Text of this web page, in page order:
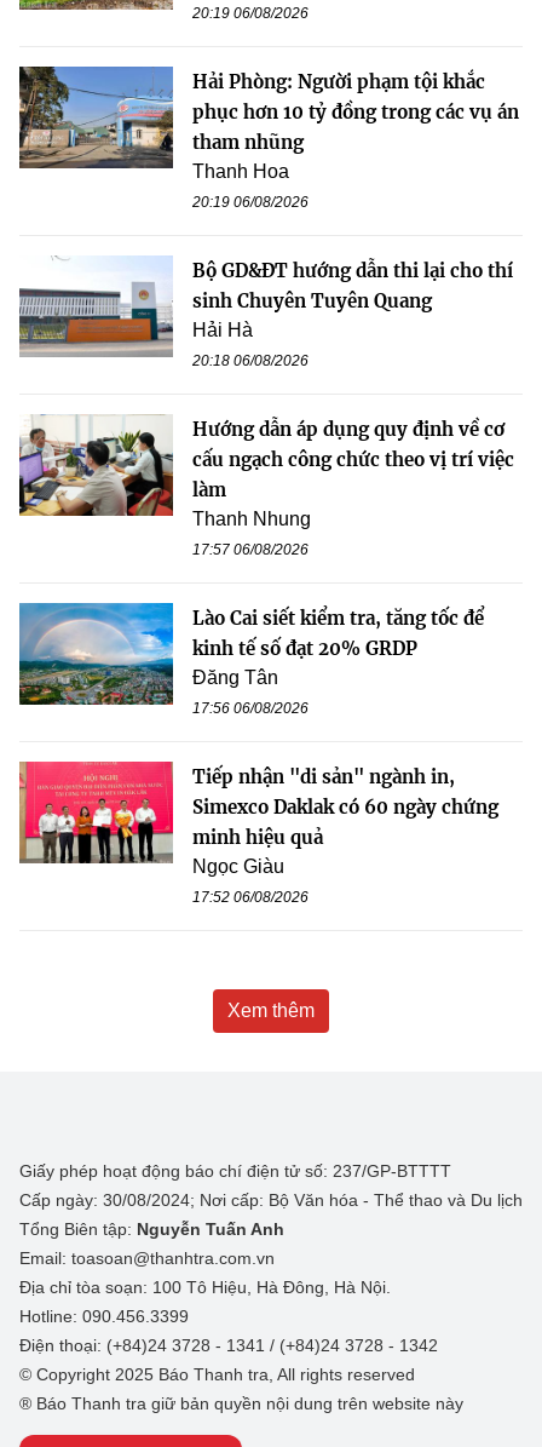
20:19 06/08/2026
Hải Phòng: Người phạm tội khắc
phục hơn 10 tỷ đồng trong các vụ án
tham nhũng
Thanh Hoa
20:19 06/08/2026
Bộ GD&ĐT hướng dẫn thi lại cho thí
sinh Chuyên Tuyên Quang
Hải Hà
20:18 06/08/2026
Hướng dẫn áp dụng quy định về cơ
cấu ngạch công chức theo vị trí việc
làm
Thanh Nhung
17:57 06/08/2026
Lào Cai siết kiểm tra, tăng tốc để
kinh tế số đạt 20% GRDP
Đăng Tân
17:56 06/08/2026
Tiếp nhận "di sản" ngành in,
Simexco Daklak có 60 ngày chứng
minh hiệu quả
Ngọc Giàu
17:52 06/08/2026
Xem thêm
Giấy phép hoạt động báo chí điện tử số: 237/GP-BTTTT
Cấp ngày: 30/08/2024; Nơi cấp: Bộ Văn hóa - Thể thao và Du lịch
Tổng Biên tập: Nguyễn Tuấn Anh
Email: toasoan@thanhtra.com.vn
Địa chỉ tòa soạn: 100 Tô Hiệu, Hà Đông, Hà Nội.
Hotline: 090.456.3399
Điện thoại: (+84)24 3728 - 1341 / (+84)24 3728 - 1342
© Copyright 2025 Báo Thanh tra, All rights reserved
® Báo Thanh tra giữ bản quyền nội dung trên website này